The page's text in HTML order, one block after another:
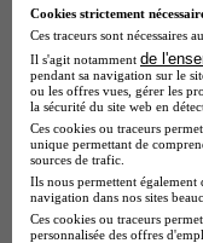
BTS Mco en
BTS Pi en
BTS Sp3s en
Master CCA en
BTS Ndrc en
BTS Sam en
Cap Fleuriste en
BTS Sio en
MSc Marketing
BTS Gpme en
Cap Electricien en
Cookies strictement
Ces traceurs sont nécessaires
Il s'agit notamment de
pendant sa navigation sur le
ou les offres vues, gérer les
la sécurité du site web en
Ces cookies ou traceurs
unique permettant de
sources de trafic.
Ils nous permettent
navigation dans nos sites
Ces cookies ou traceurs
personnalisée des offres